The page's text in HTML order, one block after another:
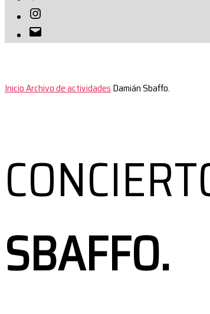
Instagram
Correo
electrónico
InicioArchivo de actividadesDamián Sbaffo.
SBAFFO.